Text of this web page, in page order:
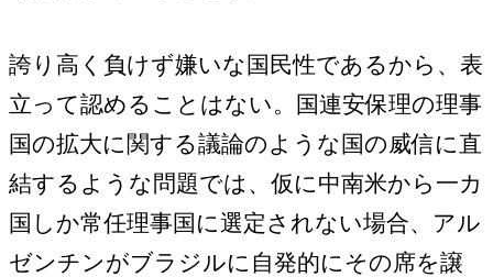
誇り高く負けず嫌いな国民性であるから、表
立って認めることはない。国連安保理の理事
国の拡大に関する議論のような国の威信に直
結するような問題では、仮に中南米から一カ
国しか常任理事国に選定されない場合、アル
ゼンチンがブラジルに自発的にその席を譲